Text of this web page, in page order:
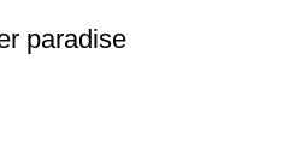
paradise